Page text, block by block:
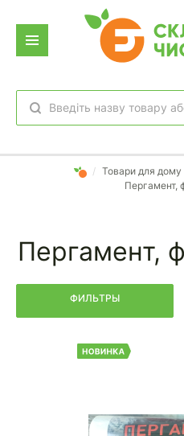
обране
/ Товари для дому
Пергамент,
Пергамент,
ФИЛЬТРЫ